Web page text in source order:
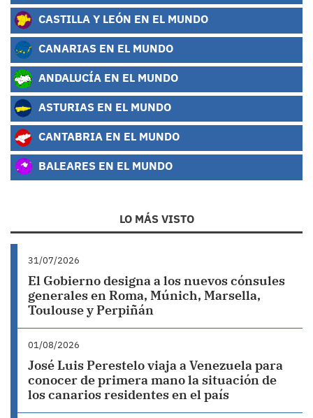
CASTILLA Y LEÓN EN EL MUNDO
CANARIAS EN EL MUNDO
ANDALUCÍA EN EL MUNDO
ASTURIAS EN EL MUNDO
CANTABRIA EN EL MUNDO
BALEARES EN EL MUNDO
LO MÁS VISTO
31/07/2026
El Gobierno designa a los nuevos cónsules
generales en Roma, Múnich, Marsella,
Toulouse y Perpiñán
01/08/2026
José Luis Perestelo viaja a Venezuela para
conocer de primera mano la situación de
los canarios residentes en el país